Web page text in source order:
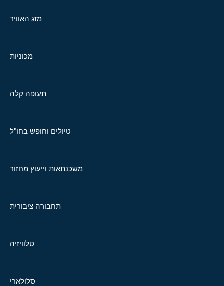
מזג האוויר
מכוניות
תעופה קלה
טיולים וחופש בחו"ל
משכנתאות וייעוץ מחזור
תחבורה ציבורית
טלוויזיה
סלולארי